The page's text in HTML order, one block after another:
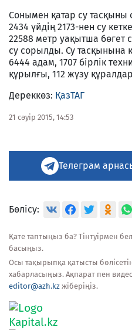
Сонымен қатар су тасқыны
2434 үйдің 2173-нен су
22588 метр уақытша бөгет
су сорылды. Су
6444 адам, 1707 бірлік
құрылғы, 112 жүзу
Дереккөз: ҚазТАГ
21 сәуір 2015, 14:53
Телеграм
Бөлісу:
Қате таптыңыз ба? Тінтуірмен
басыңыз.
Осы тақырыпқа қатысты
хабарласыңыз. Ақпарат пен
editor@azh.kz жіберіңіз.